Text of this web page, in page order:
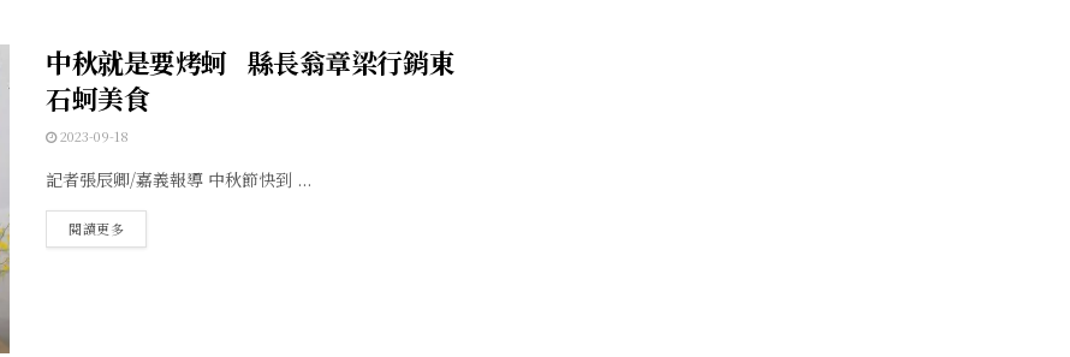
中秋就是要烤蚵 縣長翁章梁行銷東
石蚵美食
2023-09-18
記者張辰卿/嘉義報導 中秋節快到 ...
閱讀更多